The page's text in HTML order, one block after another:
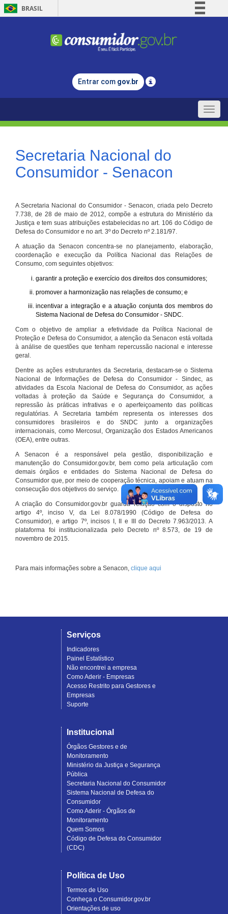
BRASIL
Comunica BR
Legislação
Entrar com gov.br
Toggle
Secretaria Nacional do
Consumidor - Senacon
A Secretaria Nacional do Consumidor - Senacon, criada pelo Decreto
7.738, de 28 de maio de 2012, compõe a estrutura do Ministério da
Justiça e tem suas atribuições estabelecidas no art. 106 do Código de
Defesa do Consumidor e no art. 3º do Decreto nº 2.181/97.
A atuação da Senacon concentra-se no planejamento, elaboração,
coordenação e execução da Política Nacional das Relações de
Consumo, com seguintes objetivos:
garantir a proteção e exercício dos direitos dos consumidores;
promover a harmonização nas relações de consumo; e
incentivar a integração e a atuação conjunta dos membros do
Sistema Nacional de Defesa do Consumidor - SNDC.
Com o objetivo de ampliar a efetividade da Política Nacional de
Proteção e Defesa do Consumidor, a atenção da Senacon está voltada
à análise de questões que tenham repercussão nacional e interesse
geral.
Dentre as ações estruturantes da Secretaria, destacam-se o Sistema
Nacional de Informações de Defesa do Consumidor - Sindec, as
atividades da Escola Nacional de Defesa do Consumidor, as ações
voltadas à proteção da Saúde e Segurança do Consumidor, a
repressão às práticas infrativas e o aperfeiçoamento das políticas
regulatórias. A Secretaria também representa os interesses dos
consumidores brasileiros e do SNDC junto a organizações
internacionais, como Mercosul, Organização dos Estados Americanos
(OEA), entre outras.
A Senacon é a responsável pela gestão, disponibilização e
manutenção do Consumidor.gov.br, bem como pela articulação com
demais órgãos e entidades do Sistema Nacional de Defesa do
Consumidor que, por meio de cooperação técnica, apoiam e atuam na
consecução dos objetivos do serviço.
A criação do Consumidor.gov.br guarda relação com o disposto no
artigo 4º, inciso V, da Lei 8.078/1990 (Código de Defesa do
Consumidor), e artigo 7º, incisos I, II e III do Decreto 7.963/2013. A
plataforma foi institucionalizada pelo Decreto nº 8.573, de 19 de
novembro de 2015.
Para mais informações sobre a Senacon, clique aqui
Serviços
Indicadores
Painel Estatístico
Não encontrei a empresa
Como Aderir - Empresas
Acesso Restrito para Gestores e
Empresas
Suporte
Institucional
Órgãos Gestores e de
Monitoramento
Ministério da Justiça e Segurança
Pública
Secretaria Nacional do Consumidor
Sistema Nacional de Defesa do
Consumidor
Como Aderir - Órgãos de
Monitoramento
Quem Somos
Código de Defesa do Consumidor
(CDC)
Política de Uso
Termos de Uso
Conheça o Consumidor.gov.br
Orientações de uso